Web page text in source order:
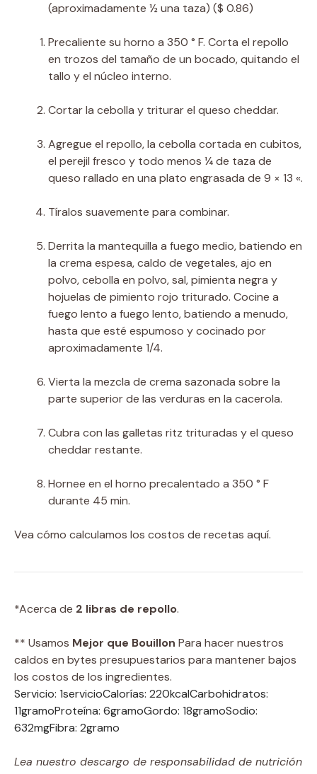
(aproximadamente ½ una taza) ($ 0.86)
Precaliente su horno a 350 ° F. Corta el repollo
en trozos del tamaño de un bocado, quitando el
tallo y el núcleo interno.
Cortar la cebolla y triturar el queso cheddar.
Agregue el repollo, la cebolla cortada en cubitos,
el perejil fresco y todo menos ¼ de taza de
queso rallado en una plato engrasada de 9 × 13 «.
Tíralos suavemente para combinar.
Derrita la mantequilla a fuego medio, batiendo en
la crema espesa, caldo de vegetales, ajo en
polvo, cebolla en polvo, sal, pimienta negra y
hojuelas de pimiento rojo triturado. Cocine a
fuego lento a fuego lento, batiendo a menudo,
hasta que esté espumoso y cocinado por
aproximadamente 1/4.
Vierta la mezcla de crema sazonada sobre la
parte superior de las verduras en la cacerola.
Cubra con las galletas ritz trituradas y el queso
cheddar restante.
Hornee en el horno precalentado a 350 ° F
durante 45 min.
Vea cómo calculamos los costos de recetas aquí.
*Acerca de 2 libras de repollo.
** Usamos Mejor que Bouillon Para hacer nuestros
caldos en bytes presupuestarios para mantener bajos
los costos de los ingredientes.
Servicio: 1servicioCalorías: 220kcalCarbohidratos:
11gramoProteína: 6gramoGordo: 18gramoSodio:
632mgFibra: 2gramo
Lea nuestro descargo de responsabilidad de nutrición